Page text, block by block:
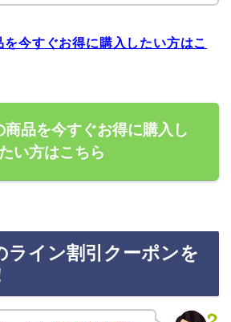
今すぐお得に購入したい方はこ
商品を今すぐお得に購入し
たい方はこちら
ライン割引クーポンを